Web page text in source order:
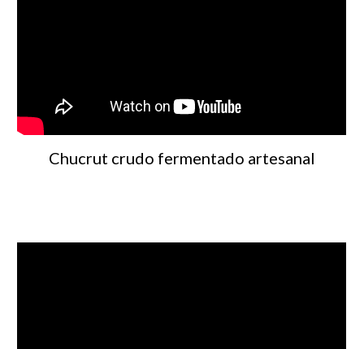
Chucrut crudo fermentado artesanal